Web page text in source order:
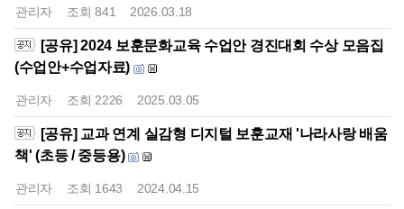
관리자 조회841 2026.03.18
[공유] 2024 보훈문화교육 수업안 경진대회 수상 모음집
(수업안+수업자료)
관리자 조회 2226 2025.03.05
[공유] 교과 연계 실감형 디지털 보훈교재 '나라사랑 배움
책' (초등 / 중등용)
관리자 조회 1643 2024.04.15